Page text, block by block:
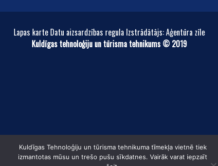
Lapas karte Datu aizsardzības regula Izstrādātājs: Aģentūra zīle
Kuldīgas tehnoloģiju un tūrisma tehnikums © 2019
Kuldīgas Tehnoloģiju un tūrisma tehnikuma tīmekļa vietnē tiek
izmantotas mūsu un trešo pušu sīkdatnes. Vairāk varat iepzaīt